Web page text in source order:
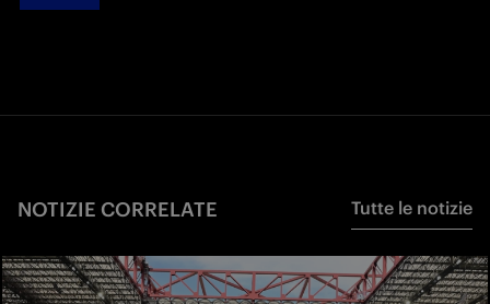
NOTIZIE CORRELATE Tutte le notizie